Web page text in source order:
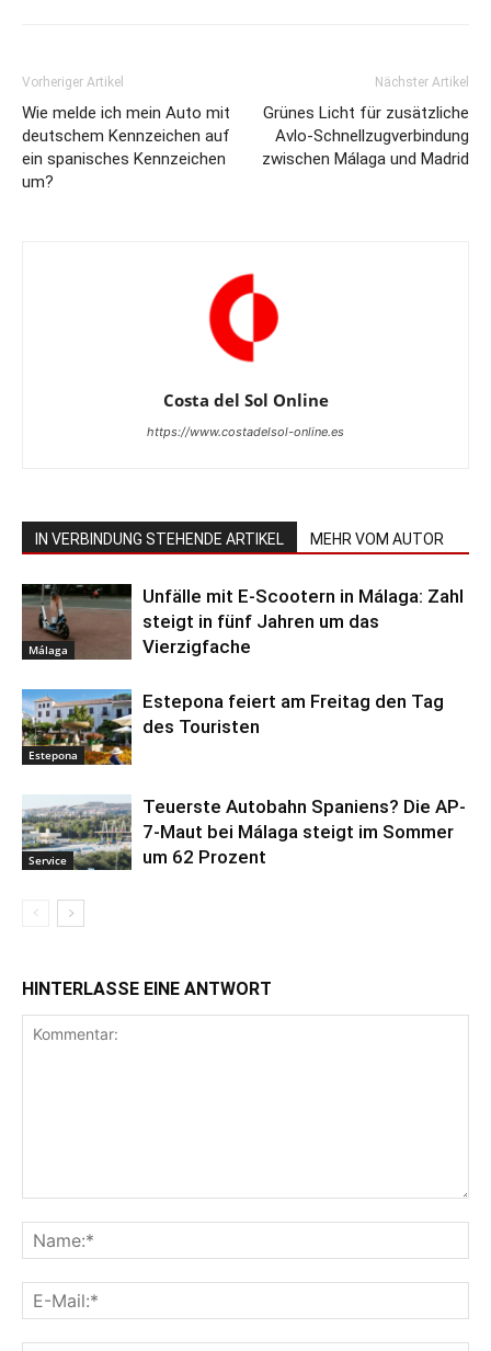
Vorheriger Artikel
Wie melde ich mein Auto mit
deutschem Kennzeichen auf
ein spanisches Kennzeichen
um?
Nächster Artikel
Grünes Licht für zusätzliche
Avlo-Schnellzugverbindung
zwischen Málaga und Madrid
Costa del Sol Online
https://www.costadelsol-online.es
IN VERBINDUNG STEHENDE ARTIKEL MEHR VOM AUTOR
Málaga
Unfälle mit E-Scootern in Málaga: Zahl
steigt in fünf Jahren um das
Vierzigfache
Estepona
Estepona feiert am Freitag den Tag
des Touristen
Service
Teuerste Autobahn Spaniens? Die AP-
7-Maut bei Málaga steigt im Sommer
um 62 Prozent
HINTERLASSE EINE ANTWORT